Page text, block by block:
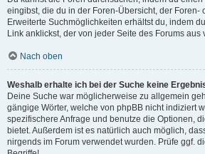
eingibst, die du in der Foren-Übersicht, der Foren-
Erweiterte Suchmöglichkeiten erhältst du, indem
Link anklickst, der von jeder Seite des Forums aus
Nach oben
Weshalb erhalte ich bei der Suche keine
Deine Suche war möglicherweise zu allgemein
gängige Wörter, welche von phpBB nicht indiziert
spezifischere Anfrage und benutze die Optionen,
bietet. Außerdem ist es natürlich auch möglich,
nirgends im Forum verwendet wurden. Prüfe ggf.